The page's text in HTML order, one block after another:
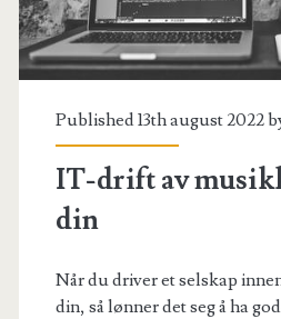
Published 13th august 2022
IT-drift av
din
Når du driver et selskap
din, så lønner det seg å ha